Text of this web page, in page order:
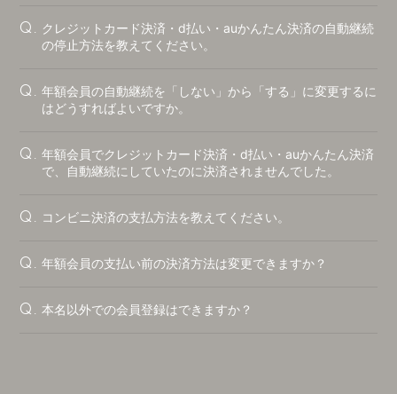
MOVIE
PHOTO
CHAT
Q. クレジットカード決済・d払い・auかんたん決済の自動継続
の停止方法を教えてください。
Q. 年額会員の自動継続を「しない」から「する」に変更するに
はどうすればよいですか。
Q. 年額会員でクレジットカード決済・d払い・auかんたん決済
で、自動継続にしていたのに決済されませんでした。
Q. コンビニ決済の支払方法を教えてください。
Q. 年額会員の支払い前の決済方法は変更できますか？
Q. 本名以外での会員登録はできますか？